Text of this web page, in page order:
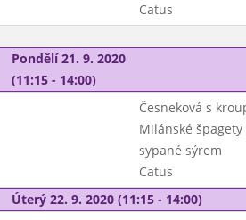
Catus
Pondělí 21. 9. 2020
(11:15 - 14:00)
Česneková s
Milánské
sypané sýrem
Catus
Úterý 22. 9. 2020 (11:15 - 14:00)